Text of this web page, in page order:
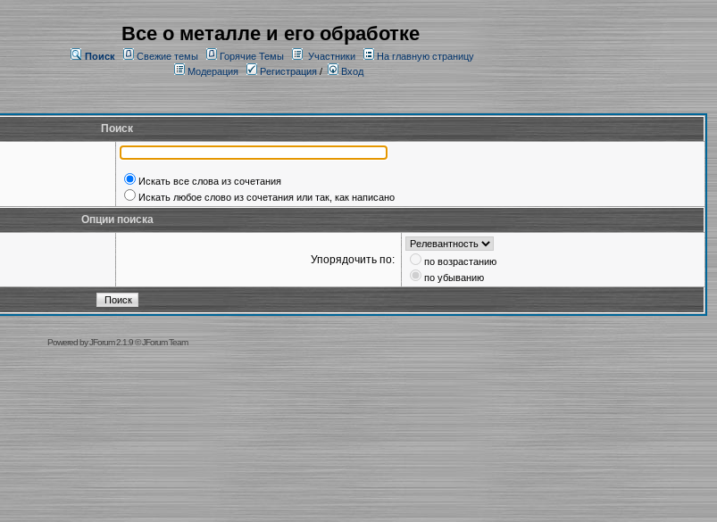
Все о металле и его обработке
Поиск Свежие темы Горячие Темы Участники
На главную страницу
Модерация
Регистрация/ Вход
Поиск
Искать все слова из сочетания
Искать любое слово из сочетания или так, как написано
Опции поиска
Упорядочить по:
по возрастанию
по убыванию
Powered byJForum 2.1.9©JForum Team